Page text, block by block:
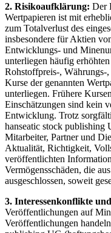
2. Risikoaufklärung: Der
Wertpapieren ist mit
zum Totalverlust des
insbesondere für Aktien
Entwicklungs- und
unterliegen häufig
Rohstoffpreis-,
Kurse der genannten
unterliegen. Frühere
Einschätzungen sind kein
Entwicklung. Trotz
hanseatic stock publishing
Mitarbeiter, Partner und
Aktualität, Richtigkeit,
veröffentlichten
Vermögensschäden, die
ausgeschlossen, soweit
3. Interessenkonflikte
Veröffentlichungen auf
Veröffentlichungen